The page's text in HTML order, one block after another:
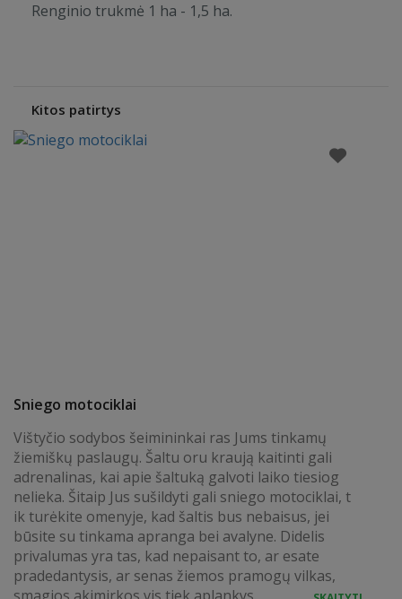
Renginio trukmė 1 ha - 1,5 ha.
Kitos patirtys
Sniego motociklai
Vištyčio sodybos šeimininkai ras Jums tinkamų
žiemiškų paslaugų. Šaltu oru kraują kaitinti gali
adrenalinas, kai apie šaltuką galvoti laiko tiesiog
nelieka. Šitaip Jus sušildyti gali sniego motociklai, t
ik turėkite omenyje, kad šaltis bus nebaisus, jei
būsite su tinkama apranga bei avalyne. Didelis
privalumas yra tas, kad nepaisant to, ar esate
pradedantysis, ar senas žiemos pramogų vilkas,